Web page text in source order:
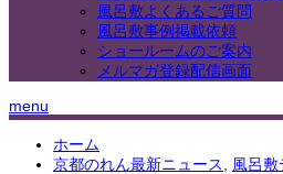
風呂敷よくあるご質問
風呂敷事例掲載依頼
ショールームのご案内
メルマガ登録配信画面
menu
ホーム
京都のれん最新ニュース
風呂敷